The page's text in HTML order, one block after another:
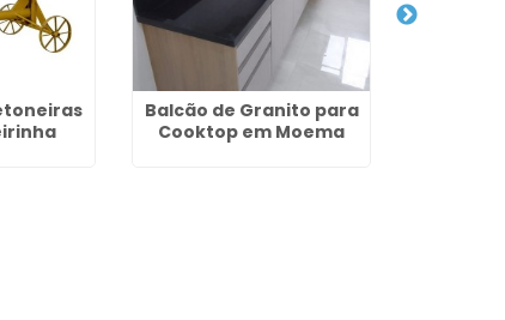
Balcão de Granito para
Cooktop em Moema